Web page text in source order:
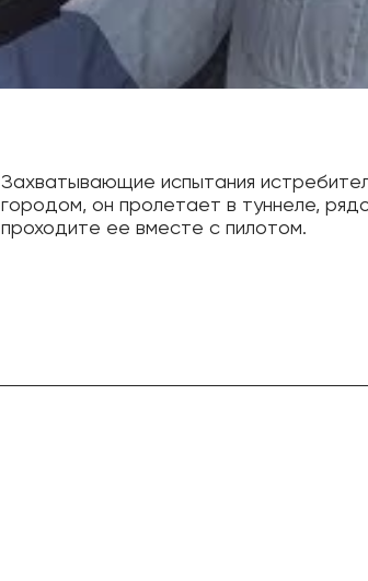
Захватывающие испытания
городом, он пролетает в туннеле,
проходите ее вместе с пилотом.